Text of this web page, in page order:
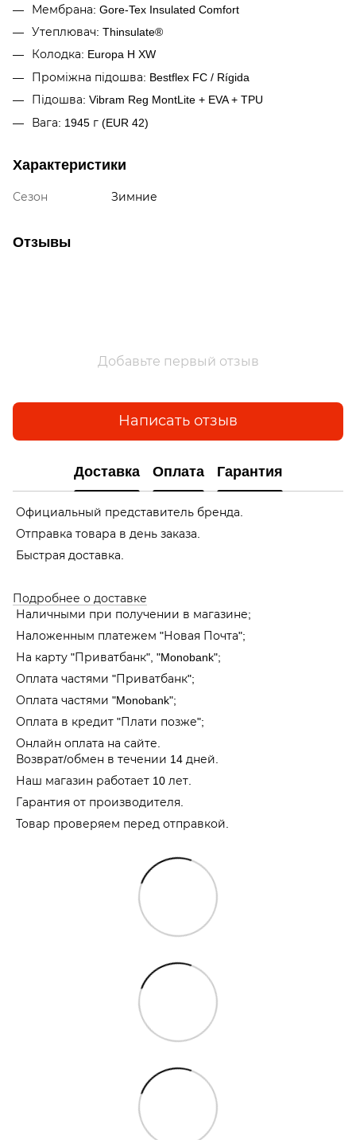
Мембрана: Gore-Tex Insulated Comfort
Утеплювач: Thinsulate®
Колодка: Europa H XW
Проміжна підошва: Bestflex FC / Rígida
Підошва: Vibram Reg MontLite + EVA + TPU
Вага: 1945 г (EUR 42)
Характеристики
Сезон Зимние
Отзывы
Добавьте первый отзыв
Написать отзыв
Доставка Оплата Гарантия
Официальный представитель бренда.
Отправка товара в день заказа.
Быстрая доставка.
Подробнее о доставке
Наличными при получении в магазине;
Наложенным платежем "Новая Почта";
На карту "Приватбанк", "Monobank";
Оплата частями "Приватбанк";
Оплата частями "Monobank";
Оплата в кредит "Плати позже";
Онлайн оплата на сайте.
Возврат/обмен в течении 14 дней.
Наш магазин работает 10 лет.
Гарантия от производителя.
Товар проверяем перед отправкой.